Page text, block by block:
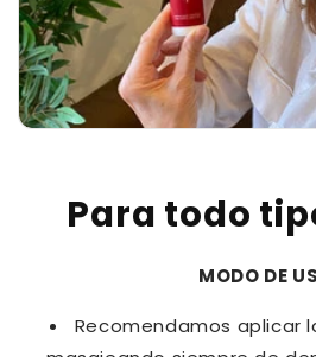
Para todo
MODO DE
Recomendamos aplicar